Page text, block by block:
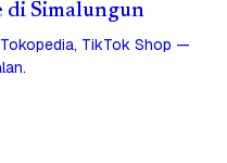
di Simalungun
TikTok Shop —